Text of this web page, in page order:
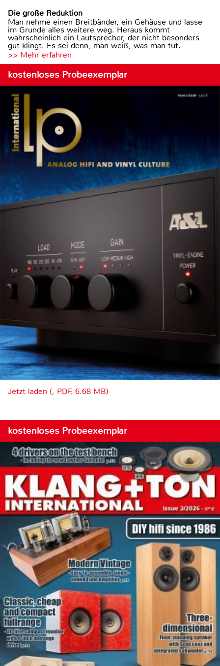
Die große Reduktion
Man nehme einen Breitbänder, ein Gehäuse und lasse
im Grunde alles weitere weg. Heraus kommt
wahrscheinlich ein Lautsprecher, der nicht besonders
gut klingt. Es sei denn, man weiß, was man tut.
>> Mehr erfahren
kostenloses Probeexemplar
Jetzt laden (, PDF, 6.68 MB)
kostenloses Probeexemplar